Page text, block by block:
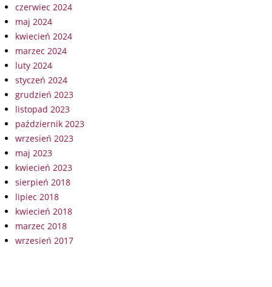
czerwiec 2024
maj 2024
kwiecień 2024
marzec 2024
luty 2024
styczeń 2024
grudzień 2023
listopad 2023
październik 2023
wrzesień 2023
maj 2023
kwiecień 2023
sierpień 2018
lipiec 2018
kwiecień 2018
marzec 2018
wrzesień 2017